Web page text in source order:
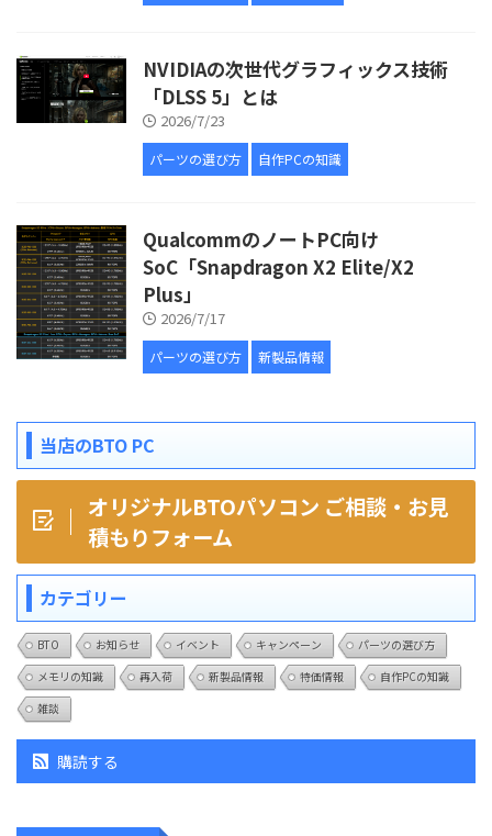
NVIDIAの次世代グラフィックス技術
「DLSS 5」とは
2026/7/23
パーツの選び方 自作PCの知識
QualcommのノートPC向け
SoC「Snapdragon X2 Elite/X2
Plus」
2026/7/17
パーツの選び方 新製品情報
当店のBTO PC
オリジナルBTOパソコン ご相談・お見
積もりフォーム
カテゴリー
BTO お知らせ イベント キャンペーン
パーツの選び方
メモリの知識
再入荷 新製品情報 特価情報
自作PCの知識
雑談
購読する